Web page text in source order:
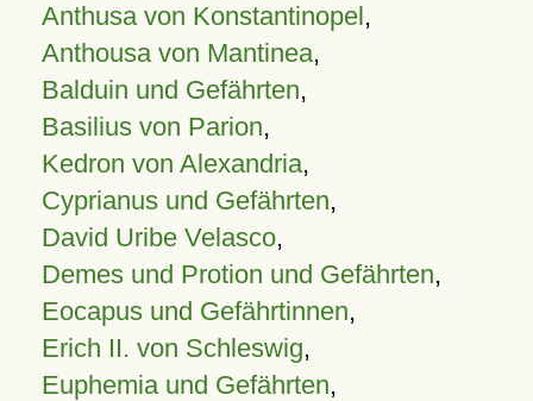
Anthusa von Konstantinopel,
Anthousa von Mantinea,
Balduin und Gefährten,
Basilius von Parion,
Kedron von Alexandria,
Cyprianus und Gefährten,
David Uribe Velasco,
Demes und Protion und Gefährten,
Eocapus und Gefährtinnen,
Erich II. von Schleswig,
Euphemia und Gefährten,